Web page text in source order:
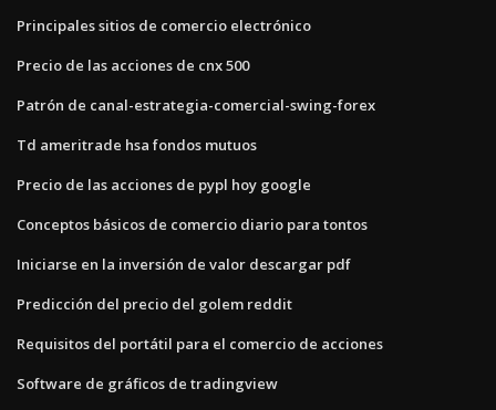
Principales sitios de comercio electrónico
Precio de las acciones de cnx 500
Patrón de canal-estrategia-comercial-swing-forex
Td ameritrade hsa fondos mutuos
Precio de las acciones de pypl hoy google
Conceptos básicos de comercio diario para tontos
Iniciarse en la inversión de valor descargar pdf
Predicción del precio del golem reddit
Requisitos del portátil para el comercio de acciones
Software de gráficos de tradingview